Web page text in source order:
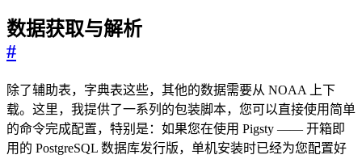
数据获取与解析
#
除了辅助表，字典表这些，其他的数据需要从 NOAA 上下
载。这里，我提供了一系列的包装脚本，您可以直接使用简单
的命令完成配置，特别是：如果您在使用 Pigsty —— 开箱即
用的 PostgreSQL 数据库发行版，单机安装时已经为您配置好